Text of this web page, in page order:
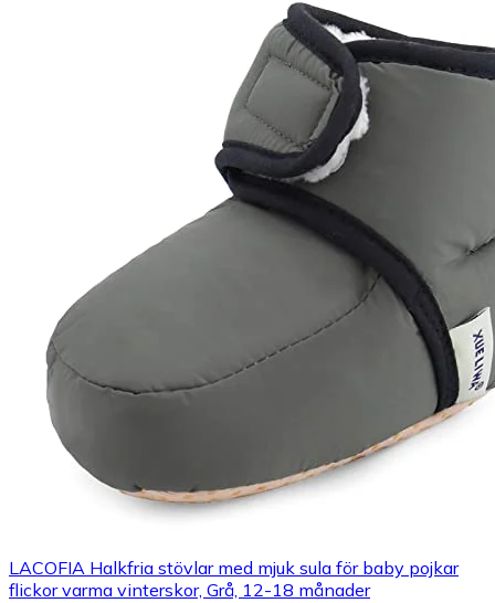
LACOFIA Halkfria stövlar med mjuk sula för baby pojkar
flickor varma vinterskor, Grå, 12-18 månader